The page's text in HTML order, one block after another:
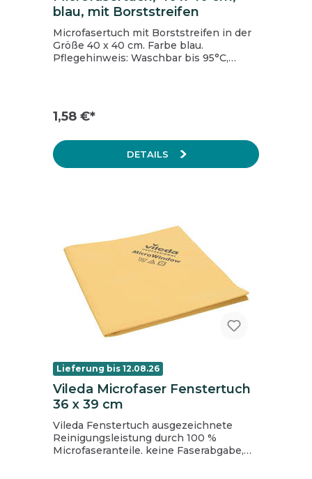
blau, mit Borststreifen
Microfasertuch mit Borststreifen in der
Größe 40 x 40 cm. Farbe blau.
Pflegehinweis: Waschbar bis 95°C,
1,58 €*
DETAILS
Lieferung bis 12.08.26
Vileda Microfaser Fenstertuch
36 x 39 cm
Vileda Fenstertuch ausgezeichnete
Reinigungsleistung durch 100 %
Microfaseranteile. keine Faserabgabe,